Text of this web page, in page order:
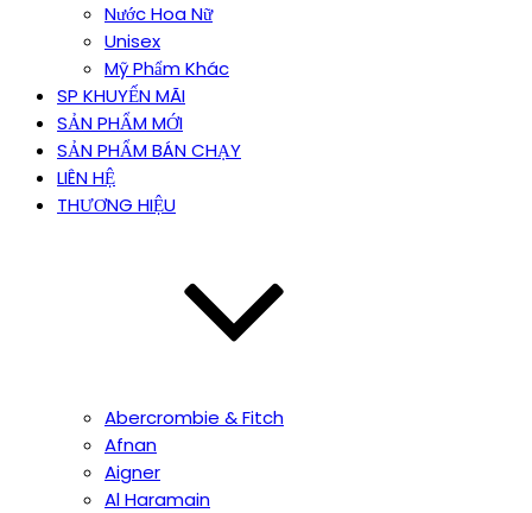
Nước Hoa Nữ
Unisex
Mỹ Phẩm Khác
SP KHUYẾN MÃI
SẢN PHẨM MỚI
SẢN PHẨM BÁN CHẠY
LIÊN HỆ
THƯƠNG HIỆU
Abercrombie & Fitch
Afnan
Aigner
Al Haramain